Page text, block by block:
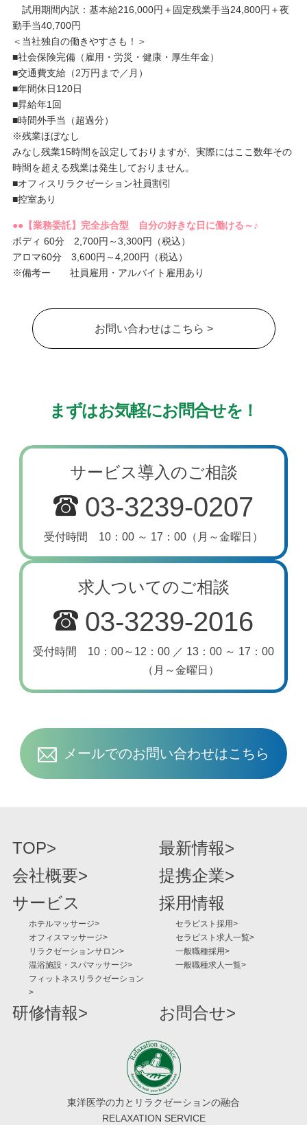
試用期間内訳：基本給216,000円＋固定残業手当24,800円＋夜
勤手当40,700円
＜当社独自の働きやすさも！＞
■社会保険完備（雇用・労災・健康・厚生年金）
■交通費支給（2万円まで／月）
■年間休日120日
■昇給年1回
■時間外手当（超過分）
※残業ほぼなし
みなし残業15時間を設定しておりますが、実際にはここ数年その
時間を超える残業は発生しておりません。
■オフィスリラクゼーション社員割引
■控室あり
●●【業務委託】完全歩合型 自分の好きな日に働ける～♪
ボディ 60分 2,700円～3,300円（税込）
アロマ60分 3,600円～4,200円（税込）
※備考ー 社員雇用・アルバイト雇用あり
お問い合わせはこちら >
まずはお気軽にお問合せを！
サービス導入のご相談
03-3239-0207
受付時間 10：00 ～ 17：00（月～金曜日）
求人ついてのご相談
03-3239-2016
受付時間 10：00～12：00 ／ 13：00 ～ 17：00
（月～金曜日）
メールでのお問い合わせはこちら
東洋医学の力とリラクゼーションの融合
RELAXATION SERVICE
TOP
最新情報
会社概要
提携企業
サービス
ホテルマッサージ
オフィスマッサージ
リラクゼーションサロン
温浴施設・スパマッサージ
フィットネスリラクゼーション
採用情報
セラピスト採用
セラピスト求人一覧
一般職種採用
一般職種求人一覧
研修情報 お問合せ